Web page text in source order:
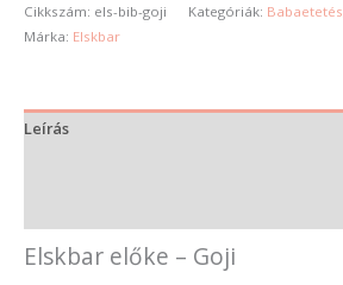
Cikkszám: els-bib-goji Kategóriák: Babaetetés
Márka: Elskbar
Leírás
Elskbar előke – Goji